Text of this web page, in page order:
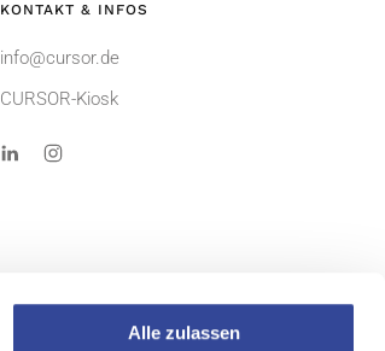
Alle zulassen
KONTAKT & INFOS
info@cursor.de
CURSOR-Kiosk